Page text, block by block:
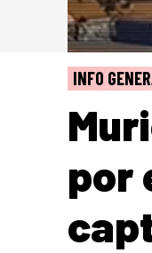
INFO
por